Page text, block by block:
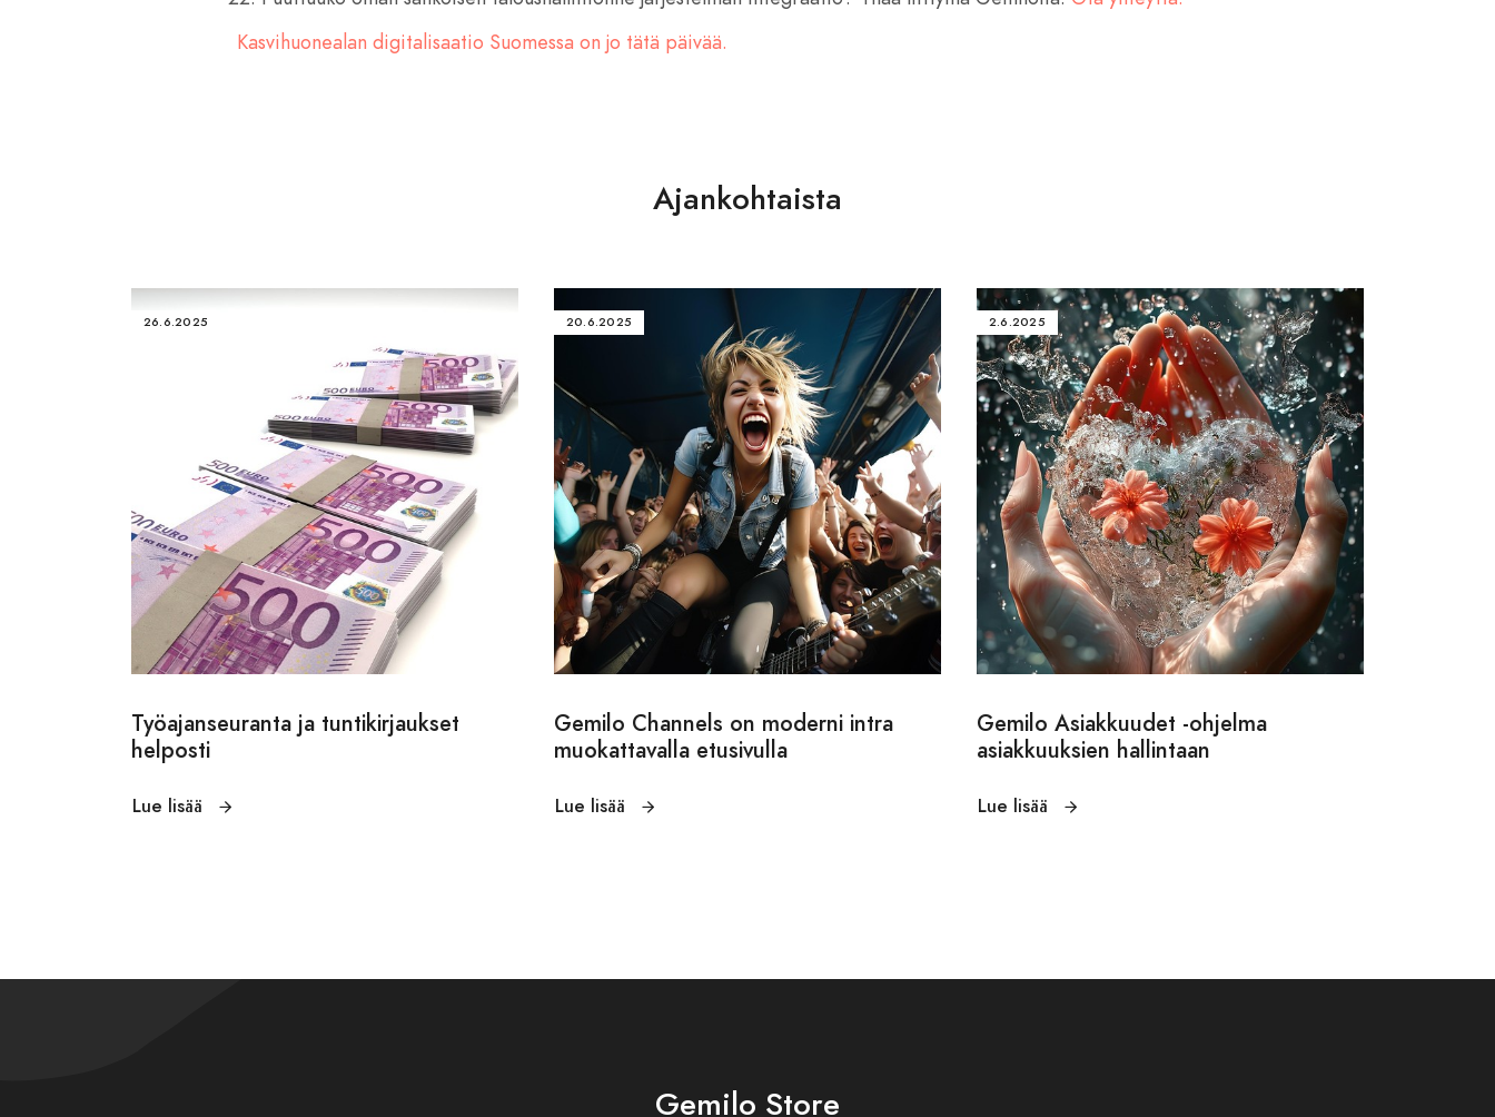
Kasvihuonealan digitalisaatio Suomessa on jo tätä päivää.
Ajankohtaista
26.6.2025
Työajanseuranta ja tuntikirjaukset
helposti
Lue lisää
20.6.2025
Gemilo Channels on moderni intra
muokattavalla etusivulla
Lue lisää
2.6.2025
Gemilo Asiakkuudet -ohjelma
asiakkuuksien hallintaan
Lue lisää
Gemilo Store